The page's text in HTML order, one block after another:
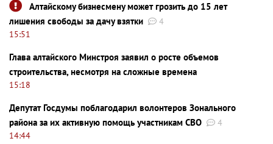
Алтайскому бизнесмену может грозить до 15 лет
лишения свободы за дачу взятки
4
15:51
Глава алтайского Минстроя заявил о росте объемов
строительства, несмотря на сложные времена
15:18
Депутат Госдумы поблагодарил волонтеров Зонального
района за их активную помощь участникам СВО
4
14:44